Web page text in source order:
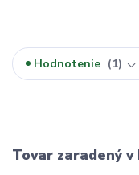
Hodnotenie 1
Tovar zaradený